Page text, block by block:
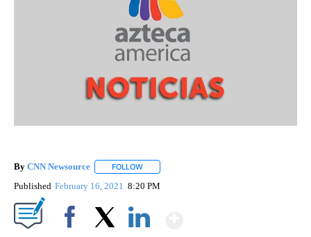
By CNN Newsource FOLLOW
Published February 16, 2021 8:20 PM